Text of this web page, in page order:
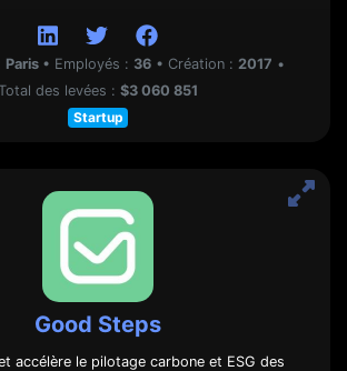
Paris • Employés : 36 • Création : 2017 •
des levées : $3 060 851
Startup
Good Steps
accélère le pilotage carbone et ESG des